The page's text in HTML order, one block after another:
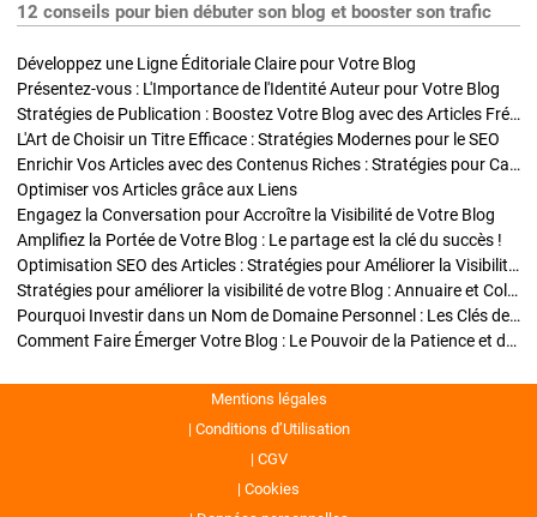
12 conseils pour bien débuter son blog et booster son trafic
Développez une Ligne Éditoriale Claire pour Votre Blog
Présentez-vous : L'Importance de l'Identité Auteur pour Votre Blog
Stratégies de Publication : Boostez Votre Blog avec des Articles Fréquents et Exclusifs
L'Art de Choisir un Titre Efficace : Stratégies Modernes pour le SEO
Enrichir Vos Articles avec des Contenus Riches : Stratégies pour Captiver et Optimiser
Optimiser vos Articles grâce aux Liens
Engagez la Conversation pour Accroître la Visibilité de Votre Blog
Amplifiez la Portée de Votre Blog : Le partage est la clé du succès !
Optimisation SEO des Articles : Stratégies pour Améliorer la Visibilité de Votre Blog
Stratégies pour améliorer la visibilité de votre Blog : Annuaire et Collaborations
Pourquoi Investir dans un Nom de Domaine Personnel : Les Clés de la Réussite de Votre Blog
Comment Faire Émerger Votre Blog : Le Pouvoir de la Patience et de la Persévérance
Mentions légales
Conditions d’Utilisation
CGV
Cookies